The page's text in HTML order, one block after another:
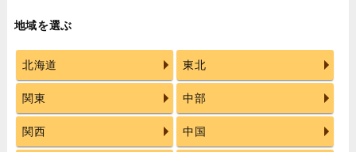
地域を選ぶ
北海道 東北
関東 中部
関西 中国